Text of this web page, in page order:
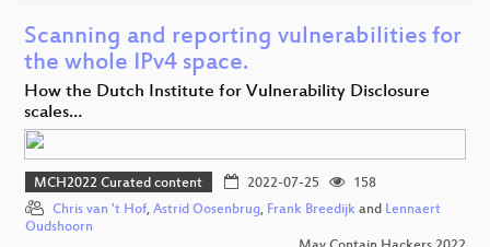
Scanning and reporting vulnerabilities for
the whole IPv4 space.
How the Dutch Institute for Vulnerability Disclosure
scales…
MCH2022 Curated content 2022-07-25
158
Chris van 't Hof, Astrid Oosenbrug, Frank Breedijk and Lennaert
Oudshoorn